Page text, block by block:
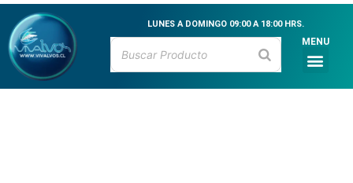
Ir
contenido
LUNES A DOMINGO 09:00 A 18:00 HRS.
MENU